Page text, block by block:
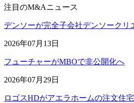
注目のM&Aニュース
デンソーが完全子会社デンソークリ
2026年07月13日
フューチャーがMBOで非公開化へ
2026年07月29日
ロゴスHDがアエラホームの注文住